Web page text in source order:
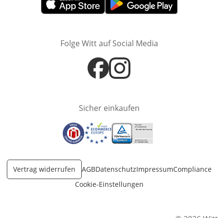
Öffnet in neuem FensterÖffnet in neuem Fenster
Folge Witt auf Social Media
Öffnet in neuem Fenster
Öffnet in neuem Fenster
Sicher einkaufen
Öffnet in neuem Fenster
Öffnet in neuem Fenster
Öffnet in neuem Fenster
Vertrag widerrufen AGBDatenschutzImpressumCompliance
Cookie-Einstellungen